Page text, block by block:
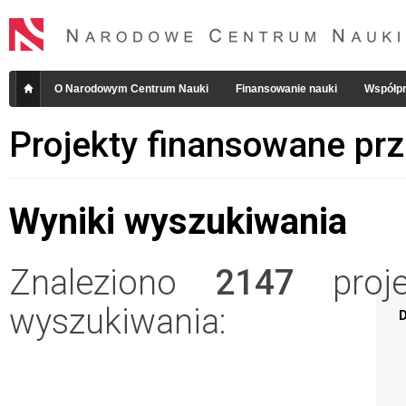
O Narodowym Centrum Nauki Finansowanie nauki
Projekty finansowane
Wyniki wyszukiwania
Znaleziono 2147
wyszukiwania: